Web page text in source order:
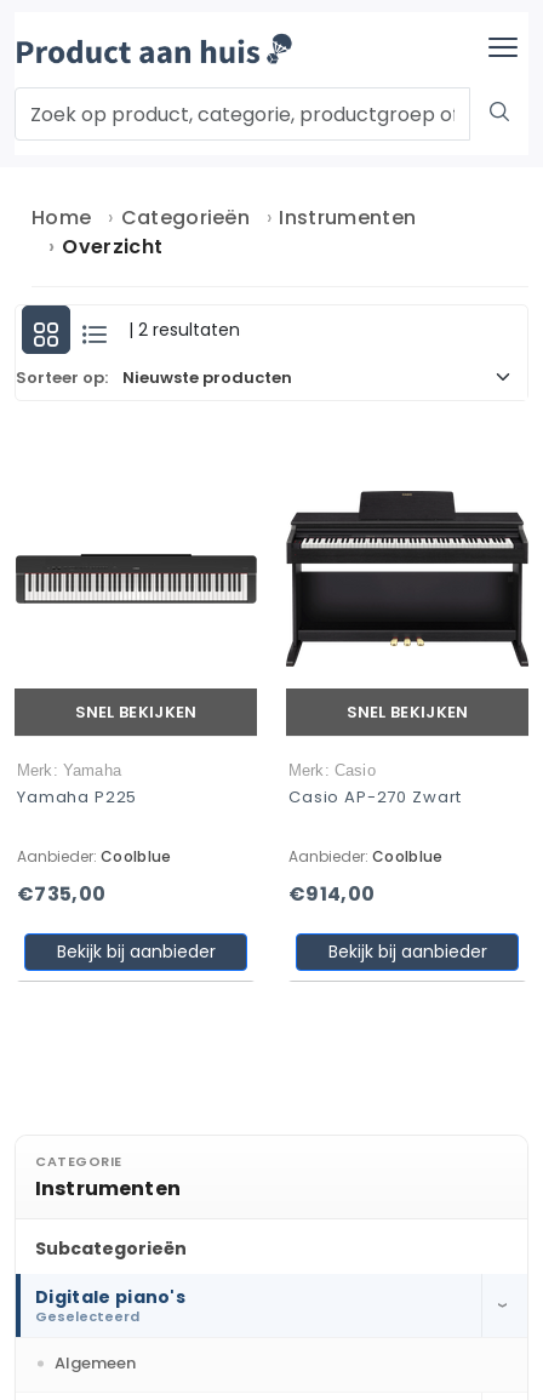
Home Categorieën
Instrumenten
Overzicht
| 2 resultaten
Sorteer op:
SNEL BEKIJKEN
Merk: Yamaha
Yamaha P225
Aanbieder: Coolblue
€735,00
Bekijk bij aanbieder
SNEL BEKIJKEN
Merk: Casio
Casio AP-270 Zwart
Aanbieder: Coolblue
€914,00
Bekijk bij aanbieder
CATEGORIE
Instrumenten
Subcategorieën
Digitale piano's
Geselecteerd
›
Algemeen